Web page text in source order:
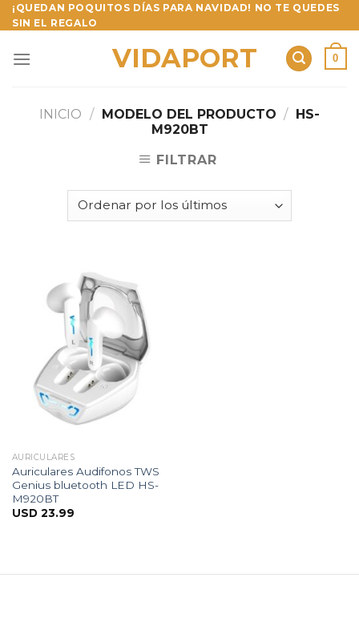
Skip
to
¡QUEDAN POQUITOS DÍAS PARA NAVIDAD! NO TE QUEDES
SIN EL REGALO
VIDAPORT 0
INICIO / MODELO DEL PRODUCTO / HS-
M920BT
FILTRAR
AURICULARES
Auriculares Audifonos TWS
Genius bluetooth LED HS-
M920BT
USD 23.99